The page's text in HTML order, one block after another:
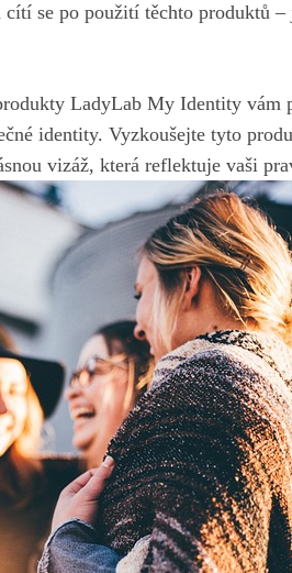
se po použití‍ těchto ⁢produktů –
LadyLab My⁣ Identity
identity. ⁤Vyzkoušejte‍ tyto
vizáž, která reflektuje vaši